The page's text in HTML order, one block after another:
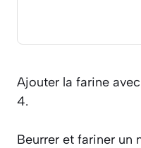
Ajouter la farine
4.
Beurrer et fariner un